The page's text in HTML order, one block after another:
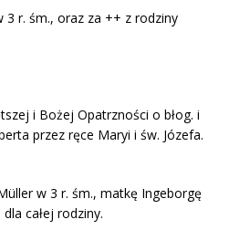
3 r. śm., oraz za ++ z rodziny
i Bożej Opatrzności o błog. i
przez ręce Maryi i św. Józefa.
w 3 r. śm., matkę Ingeborgę
całej rodziny.